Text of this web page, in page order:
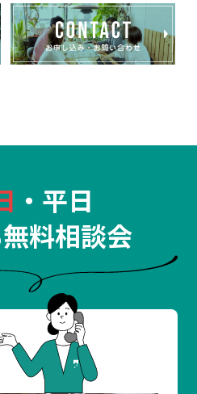
・平日
料相談会